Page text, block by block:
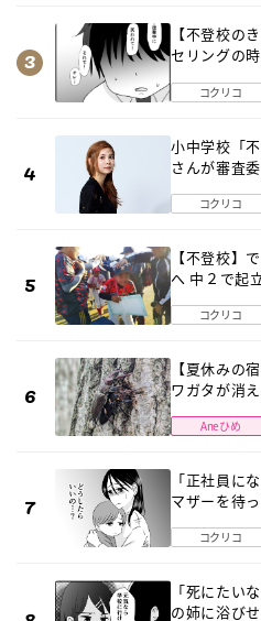
【不登校の
セリングの
コクリコ
小中学校「
さんが審査
コクリコ
【不登校】
へ 中２で起
コクリコ
【夏休みの
ワガタが消
Aneひめ
「正社員に
マザーを待
コクリコ
「死にたい
の姉に浴び